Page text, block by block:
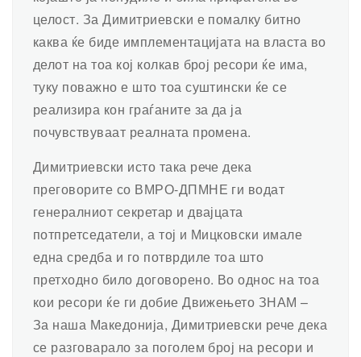
целост. За Димитриевски е помалку битно
каква ќе биде имплементацијата на власта во
делот на тоа кој колкав број ресори ќе има,
туку поважно е што тоа суштински ќе се
реализира кон граѓаните за да ја
почувствуваат реалната промена.
Димитриевски исто така рече дека
преговорите со ВМРО-ДПМНЕ ги водат
генералниот секретар и двајцата
потпретседатели, а тој и Мицковски имале
една средба и го потврдиле тоа што
претходно било договорено. Во однос на тоа
кои ресори ќе ги добие Движењето ЗНАМ –
За наша Македонија, Димитриевски рече дека
се разговарало за поголем број на ресори и